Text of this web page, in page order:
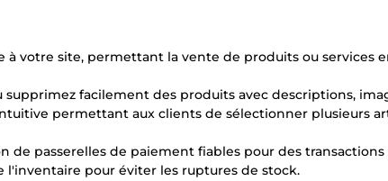
votre site, permettant la vente de produits ou services
supprimez facilement des produits avec descriptions,
permettant aux clients de sélectionner plusieurs
de passerelles de paiement fiables pour des
l'inventaire pour éviter les ruptures de stock.